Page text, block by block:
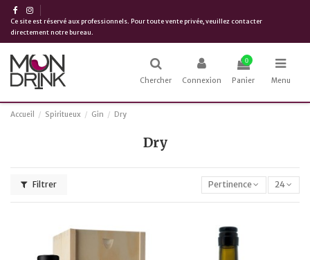
Ce site est réservé aux professionnels. Pour toute vente privée, veuillez contacter
directement notre bureau.
Chercher Connexion
0
Panier Menu
Accueil Spiritueux Gin Dry
Dry
Filtrer Pertinence 24